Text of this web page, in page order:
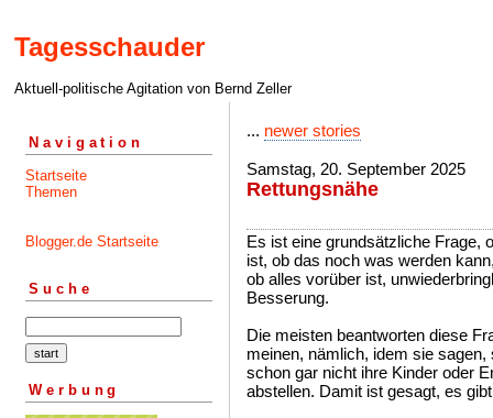
Tagesschauder
Aktuell-politische Agitation von Bernd Zeller
Navigation
Startseite
Themen
Blogger.de Startseite
Suche
Werbung
... newer stories
Samstag, 20. September 2025
Rettungsnähe
Es ist eine grundsätzliche Frage,
ist, ob das noch was werden
ob alles vorüber ist,
Besserung.
Die meisten beantworten diese
meinen, nämlich, idem sie
schon gar nicht ihre Kinder oder
abstellen. Damit ist gesagt, es